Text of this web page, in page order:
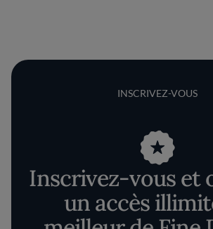
INSCRIVEZ-VOUS
Inscrivez-vous et
un accès